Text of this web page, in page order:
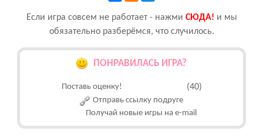
Если игра совсем не работает - нажми CЮДА! и мы
обязательно разберёмся, что случилось.
ПОНРАВИЛАСЬ ИГРА?
Поставь оценку! (40)
Отправь ссылку подруге
Получай новые игры на e-mail